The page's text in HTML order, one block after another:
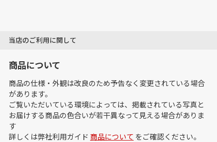
当店のご利用に関して
商品について
商品の仕様・外観は改良のため予告なく変更されている場合
があります。
ご覧いただいている環境によっては、掲載されている写真と
お届けする商品の色合いが若干異なって見える場合がありま
す
詳しくは弊社利用ガイド 商品について をご確認ください。